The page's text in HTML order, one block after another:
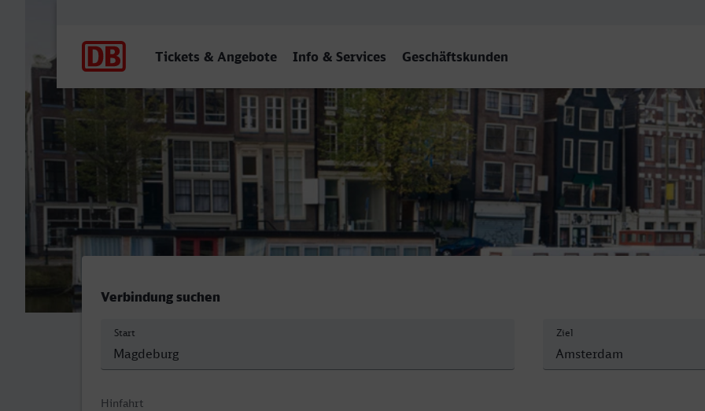
Tickets & Angebote Info & Services Geschäftskunden
Magdeburg Hbf - Amsterdam Centraal
Verbindung suchen
Start Ziel
Hinfahrt